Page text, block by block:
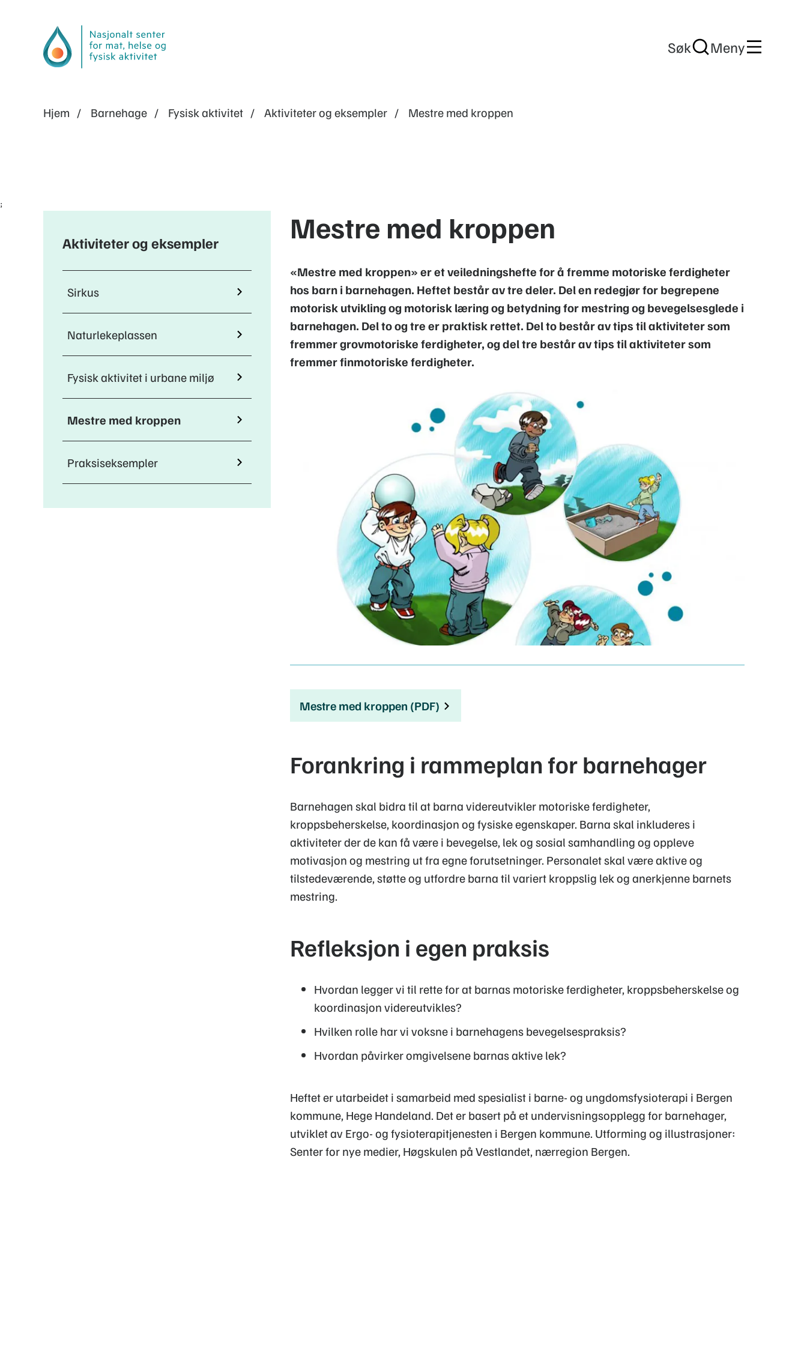
Søk Meny
Hjem Barnehage Fysisk aktivitet Aktiviteter og eksempler Mestre med kroppen
;
Aktiviteter og eksempler
Sirkus
Naturlekeplassen
Fysisk aktivitet i urbane miljø
Mestre med kroppen
Praksiseksempler
Mestre med kroppen
«Mestre med kroppen» er et veiledningshefte for å fremme motoriske ferdigheter
hos barn i barnehagen. Heftet består av tre deler. Del en redegjør for begrepene
motorisk utvikling og motorisk læring og betydning for mestring og bevegelsesglede i
barnehagen. Del to og tre er praktisk rettet. Del to består av tips til aktiviteter som
fremmer grovmotoriske ferdigheter, og del tre består av tips til aktiviteter som
fremmer finmotoriske ferdigheter.
Mestre med kroppen (PDF)
Forankring i rammeplan for barnehager
Barnehagen skal bidra til at barna videreutvikler motoriske ferdigheter,
kroppsbeherskelse, koordinasjon og fysiske egenskaper. Barna skal inkluderes i
aktiviteter der de kan få være i bevegelse, lek og sosial samhandling og oppleve
motivasjon og mestring ut fra egne forutsetninger. Personalet skal være aktive og
tilstedeværende, støtte og utfordre barna til variert kroppslig lek og anerkjenne barnets
mestring.
Refleksjon i egen praksis
Hvordan legger vi til rette for at barnas motoriske ferdigheter, kroppsbeherskelse og
koordinasjon videreutvikles?
Hvilken rolle har vi voksne i barnehagens bevegelsespraksis?
Hvordan påvirker omgivelsene barnas aktive lek?
Heftet er utarbeidet i samarbeid med spesialist i barne- og ungdomsfysioterapi i Bergen
kommune, Hege Handeland. Det er basert på et undervisningsopplegg for barnehager,
utviklet av Ergo- og fysioterapitjenesten i Bergen kommune. Utforming og illustrasjoner:
Senter for nye medier, Høgskulen på Vestlandet, nærregion Bergen.